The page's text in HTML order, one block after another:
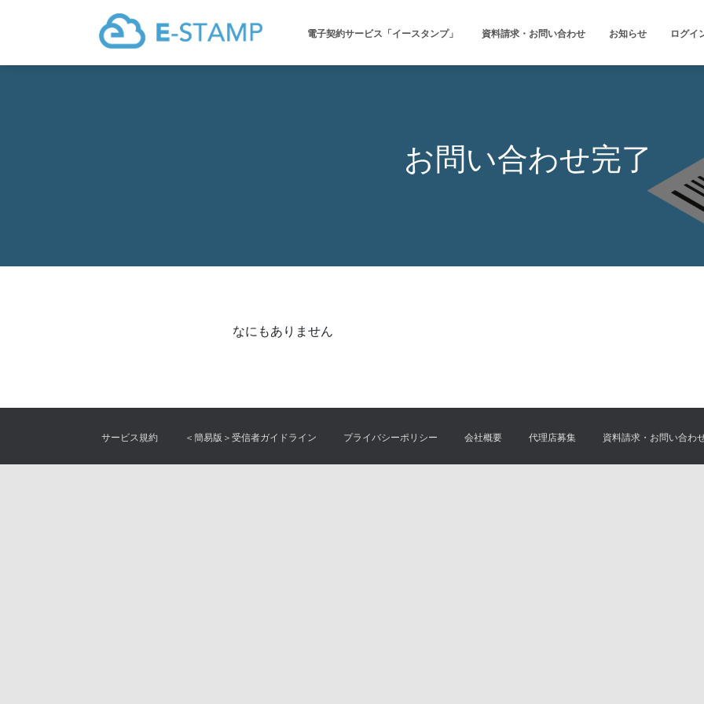
電子契約サービス「イースタンプ」 資料請求・お問い合わせ お知らせ ログイ
お問い合わせ完了
なにもありません
サービス規約 ＜簡易版＞受信者ガイドライン プライバシーポリシー 会社概要 代理店募集 資料請求・お問い合わ